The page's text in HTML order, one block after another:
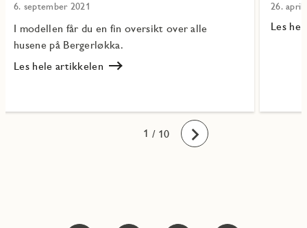
6. september 2021
I modellen får du en fin oversikt over alle
husene på Bergerløkka.
Les hele artikkelen
nye
26. april
Les
1
2
3
4
5
6
7
8
9
10 / 10 Fremover